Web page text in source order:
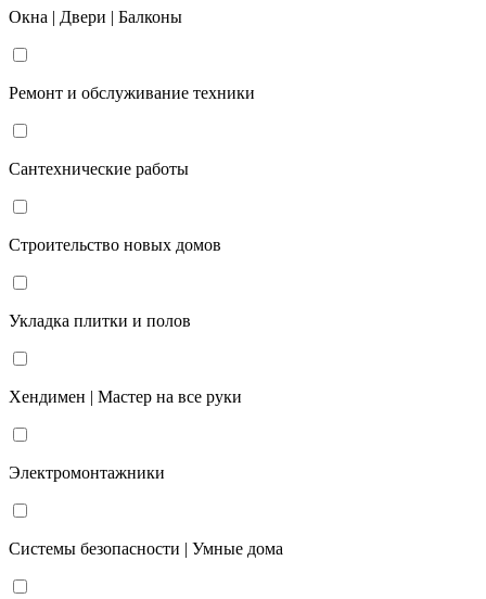
Окна | Двери | Балконы
Ремонт и обслуживание техники
Сантехнические работы
Строительство новых домов
Укладка плитки и полов
Хендимен | Мастер на все руки
Электромонтажники
Системы безопасности | Умные дома